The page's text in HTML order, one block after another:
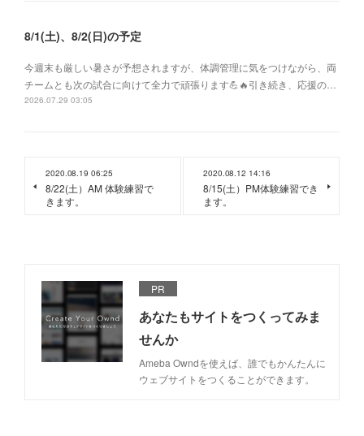
8/1(土)、8/2(日)の予定
今週末も厳しい暑さが予想されますが、体調管理に気をつけながら、両
チームとも次の試合に向けて全力で頑張ります💪🔥引き続き、応援の…
2026.07.29 03:05
2020.08.19 06:25
8/22(土）AM 体験練習で
きます。
2020.08.12 14:16
8/15(土）PM体験練習でき
ます。
PR
あなたもサイトをつくってみま
せんか
Ameba Owndを使えば、誰でもかんたんに
ウェブサイトをつくることができます。